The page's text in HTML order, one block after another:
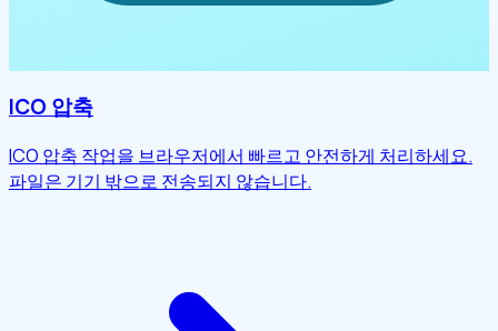
ICO 압축
ICO 압축 작업을 브라우저에서 빠르고 안전하게 처리하세요.
파일은 기기 밖으로 전송되지 않습니다.